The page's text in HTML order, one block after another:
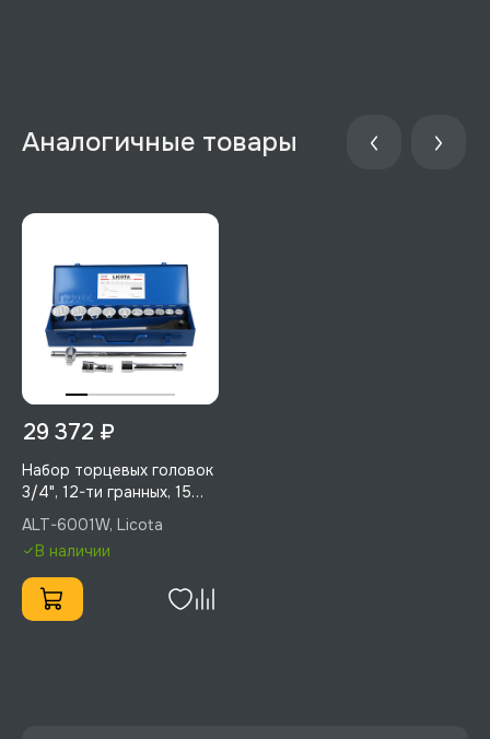
Аналогичные товары
29 372 ₽
Набор торцевых головок
3/4", 12-ти гранных, 15
пр., 22-50 мм, Licota,
ALT-6001W
ALT-6001W, Licota
В наличии